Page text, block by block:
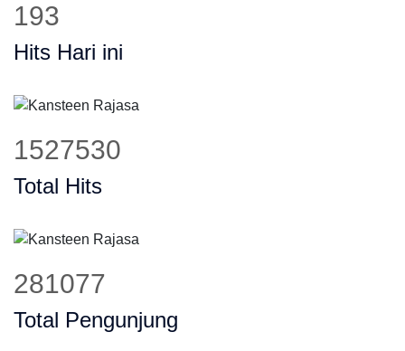
245
Hits Hari ini
1937213
Total Hits
356752
Total Pengunjung